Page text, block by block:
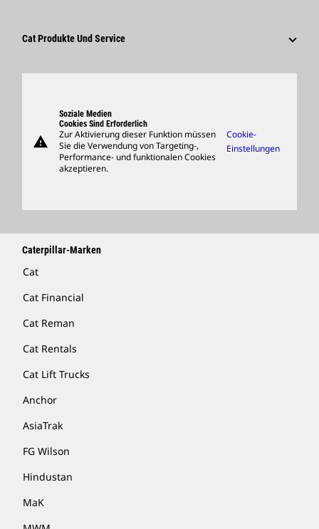
Innovation
Lieferanten
Cat Produkte Und Service
Support
Merchandise
Händler Suchen
warning
Soziale Medien
Cookies Sind Erforderlich
Zur Aktivierung dieser Funktion müssen
Sie die Verwendung von Targeting-,
Performance- und funktionalen Cookies
akzeptieren.
Cookie-
Einstellungen
Caterpillar-Marken
Cat
Cat Financial
Cat Reman
Cat Rentals
Cat Lift Trucks
Anchor
AsiaTrak
FG Wilson
Hindustan
MaK